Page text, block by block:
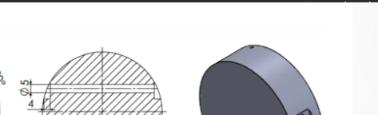
냉각 인서트의 성능 극대화: 다이캐스팅 금형의 열 접촉 저항(TCR)
cooling channel and three Ø 2-mm orifices for the placement of